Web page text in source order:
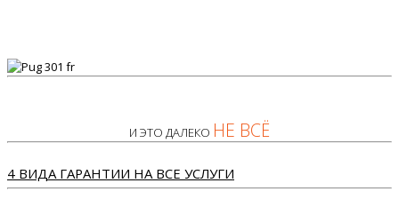
И ЭТО ДАЛЕКО НЕ ВСЁ
4 ВИДА ГАРАНТИИ НА ВСЕ УСЛУГИ